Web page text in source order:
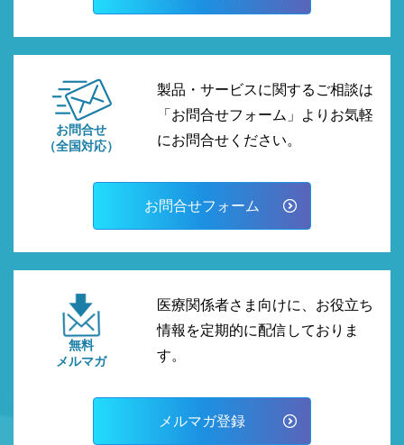
お問合せ
（全国対応）
製品・サービスに関するご相談は
「お問合せフォーム」よりお気軽
にお問合せください。
お問合せフォーム
無料
メルマガ
医療関係者さま向けに、お役立ち
情報を定期的に配信しておりま
す。
メルマガ登録